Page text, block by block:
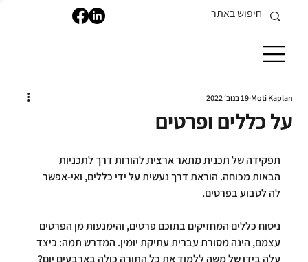
על כללים ופרטים
Moti Kaplan 19 בנוב׳ 2022
תפקידה של תכנית מתאר ארצית להורות דרך לתכניות
הבאות מכוחה. הוראת דרך נעשית על ידי כללים, ואי-אפשר
לה לטבוע בפרטים.
ניסוח כללים המחזיקים בתוכם פרטים, והימנעות מן הפרטים
עצמם, הינה מסורת עברית עתיקת יומין. המדרש תמה: כיצד